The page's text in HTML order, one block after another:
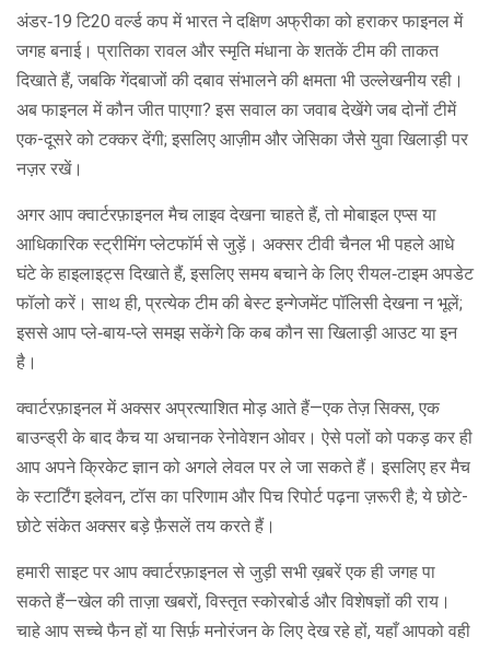
अंडर‑19 टि20 वर्ल्ड कप में भारत ने दक्षिण अफ्रीका को हराकर फाइनल में
जगह बनाई। प्रातिका रावल और स्मृति मंधाना के शतकें टीम की ताकत
दिखाते हैं, जबकि गेंदबाजों की दबाव संभालने की क्षमता भी उल्लेखनीय रही।
अब फाइनल में कौन जीत पाएगा? इस सवाल का जवाब देखेंगे जब दोनों टीमें
एक-दूसरे को टक्कर देंगी; इसलिए आज़ीम और जेसिका जैसे युवा खिलाड़ी पर
नज़र रखें।
अगर आप क्वार्टरफ़ाइनल मैच लाइव देखना चाहते हैं, तो मोबाइल एप्स या
आधिकारिक स्ट्रीमिंग प्लेटफॉर्म से जुड़ें। अक्सर टीवी चैनल भी पहले आधे
घंटे के हाइलाइट्स दिखाते हैं, इसलिए समय बचाने के लिए रीयल‑टाइम अपडेट
फॉलो करें। साथ ही, प्रत्येक टीम की बेस्ट इन्गेजमेंट पॉलिसी देखना न भूलें;
इससे आप प्ले‑बाय‑प्ले समझ सकेंगे कि कब कौन सा खिलाड़ी आउट या इन
है।
क्वार्टरफ़ाइनल में अक्सर अप्रत्याशित मोड़ आते हैं—एक तेज़ सिक्स, एक
बाउन्ड्री के बाद कैच या अचानक रेनोवेशन ओवर। ऐसे पलों को पकड़ कर ही
आप अपने क्रिकेट ज्ञान को अगले लेवल पर ले जा सकते हैं। इसलिए हर मैच
के स्टार्टिंग इलेवन, टॉस का परिणाम और पिच रिपोर्ट पढ़ना ज़रूरी है; ये छोटे-
छोटे संकेत अक्सर बड़े फ़ैसलें तय करते हैं।
हमारी साइट पर आप क्वार्टरफ़ाइनल से जुड़ी सभी ख़बरें एक ही जगह पा
सकते हैं—खेल की ताज़ा खबरों, विस्तृत स्कोरबोर्ड और विशेषज्ञों की राय।
चाहे आप सच्चे फैन हों या सिर्फ़ मनोरंजन के लिए देख रहे हों, यहाँ आपको वही